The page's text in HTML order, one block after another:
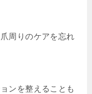
周りのケアを忘れ
ンを整えることも